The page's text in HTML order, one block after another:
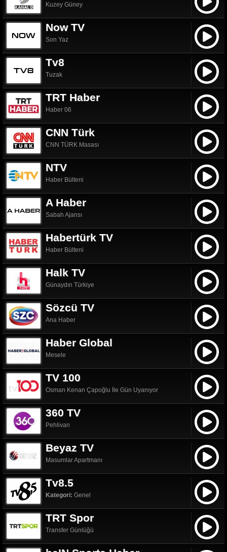
Kuzey Güney
Now TV
Son Yaz
Tv8
Tuzak
TRT Haber
Haber 06
CNN Türk
CNN TÜRK Masası
NTV
Haber Bülteni
A Haber
Sabah Ajansı
Habertürk TV
Haber Bülteni
Halk TV
Günaydın Türkiye
Sözcü TV
Ana Haber
Haber Global
Mesele
TV 100
Osman Kenan Çapoğlu İle Gün Uyanıyor
360 TV
Pehlivan
Beyaz TV
Masumlar Apartmanı
Tv8.5
Kategori: Genel
TRT Spor
Transfer Günlüğü